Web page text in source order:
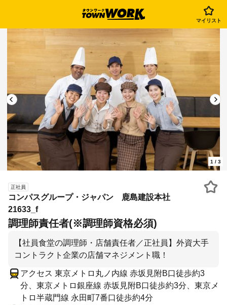
マイリスト
1 / 3
正社員
コンパスグループ・ジャパン 鹿島建設本社
21633_f
調理師責任者(※調理師資格必須)
【社員食堂の調理師・店舗責任者／正社員】外資大手
コントラクト企業の店舗マネジメント職！
アクセス 東京メトロ丸ノ内線 赤坂見附B口徒歩約3
分、東京メトロ銀座線 赤坂見附B口徒歩約3分、東京メ
トロ半蔵門線 永田町7番口徒歩約4分